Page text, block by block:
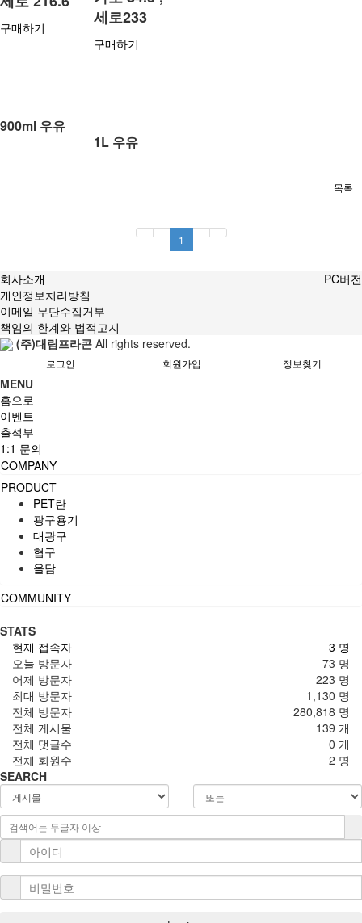
구매하기
900ml 우유
세로233
구매하기
1L 우유
목록
1
회사소개
개인정보처리방침
이메일 무단수집거부
책임의 한계와 법적고지
PC버전
(주)대림프라콘 All rights reserved.
로그인 회원가입 정보찾기
MENU
홈으로
이벤트
출석부
1:1 문의
COMPANY
PRODUCT
PET란
광구용기
대광구
협구
올담
COMMUNITY
STATS
3 명
현재 접속자
73 명
오늘 방문자
223 명
어제 방문자
1,130 명
최대 방문자
280,818 명
전체 방문자
139 개
전체 게시물
0 개
전체 댓글수
2 명
전체 회원수
SEARCH